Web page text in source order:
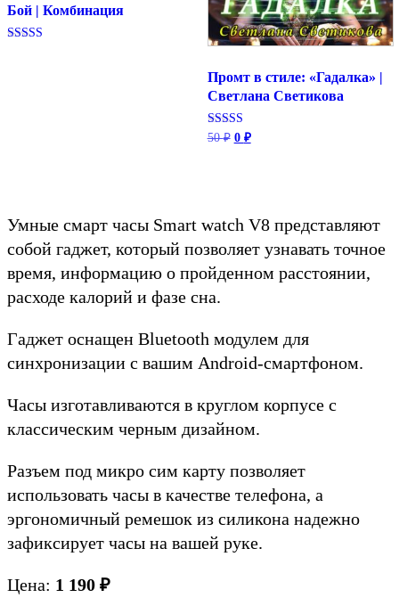
Бой | Комбинация
Промт в стиле: «Гадалка» |
Светлана Светикова
Оценка
50₽ Первоначальная
0 ₽Текущая
Умные смарт часы Smart watch V8 представляют
собой гаджет, который позволяет узнавать точное
время, информацию о пройденном расстоянии,
расходе калорий и фазе сна.
Гаджет оснащен Bluetooth модулем для
синхронизации c вашим Android-смартфоном.
Часы изготавливаются в круглом корпусе с
классическим черным дизайном.
Разъем под микро сим карту позволяет
использовать часы в качестве телефона, а
эргономичный ремешок из силикона надежно
зафиксирует часы на вашей руке.
Цена: 1 190 ₽